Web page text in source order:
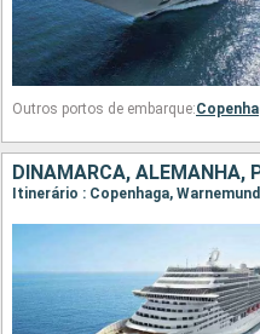
Outros portos de embarque:
DINAMARCA, ALEMANHA,
Itinerário : Copenhaga,